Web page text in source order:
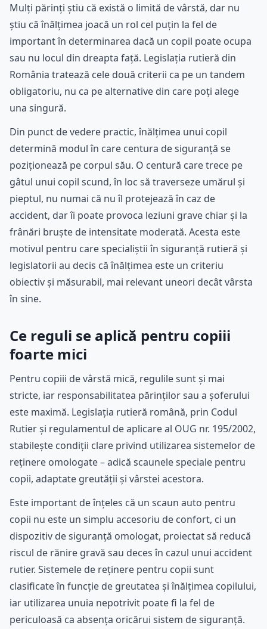
Mulți părinți știu că există o limită de vârstă, dar nu
știu că înălțimea joacă un rol cel puțin la fel de
important în determinarea dacă un copil poate ocupa
sau nu locul din dreapta față. Legislația rutieră din
România tratează cele două criterii ca pe un tandem
obligatoriu, nu ca pe alternative din care poți alege
una singură.
Din punct de vedere practic, înălțimea unui copil
determină modul în care centura de siguranță se
poziționează pe corpul său. O centură care trece pe
gâtul unui copil scund, în loc să traverseze umărul și
pieptul, nu numai că nu îl protejează în caz de
accident, dar îi poate provoca leziuni grave chiar și la
frânări bruște de intensitate moderată. Acesta este
motivul pentru care specialiștii în siguranță rutieră și
legislatorii au decis că înălțimea este un criteriu
obiectiv și măsurabil, mai relevant uneori decât vârsta
în sine.
Ce reguli se aplică pentru copiii
foarte mici
Pentru copiii de vârstă mică, regulile sunt și mai
stricte, iar responsabilitatea părinților sau a șoferului
este maximă. Legislația rutieră română, prin Codul
Rutier și regulamentul de aplicare al OUG nr. 195/2002,
stabilește condiții clare privind utilizarea sistemelor de
reținere omologate – adică scaunele speciale pentru
copii, adaptate greutății și vârstei acestora.
Este important de înțeles că un scaun auto pentru
copii nu este un simplu accesoriu de confort, ci un
dispozitiv de siguranță omologat, proiectat să reducă
riscul de rănire gravă sau deces în cazul unui accident
rutier. Sistemele de reținere pentru copii sunt
clasificate în funcție de greutatea și înălțimea copilului,
iar utilizarea unuia nepotrivit poate fi la fel de
periculoasă ca absența oricărui sistem de siguranță.